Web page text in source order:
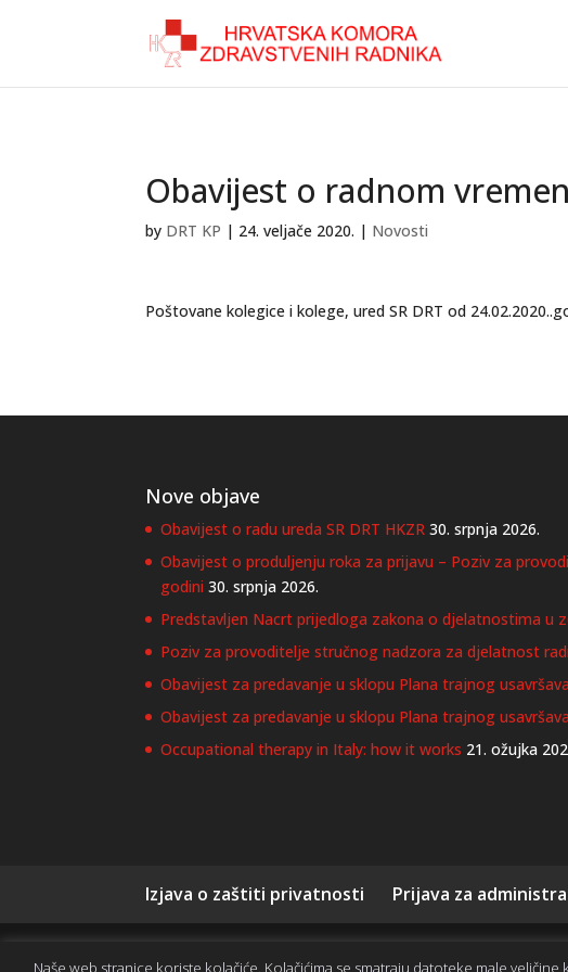
Obavijest o radnom
by DRT KP | 24. veljače 2020. | Novosti
Poštovane kolegice i kolege, ured SR DRT od
Nove objave
Obavijest o radu ureda SR DRT HKZR 30. srpnja 2026.
Obavijest o produljenju roka za prijavu – Poziv za
godini 30. srpnja 2026.
Predstavljen Nacrt prijedloga zakona o djelatnostima u
Poziv za provoditelje stručnog nadzora za djelatnost
Obavijest za predavanje u sklopu Plana trajnog
Obavijest za predavanje u sklopu Plana trajnog
Occupational therapy in Italy: how it works 21. ožujka
Izjava o zaštiti privatnosti Prijava za
Naše web stranice koriste kolačiće. Kolačićima se smatraju datoteke male